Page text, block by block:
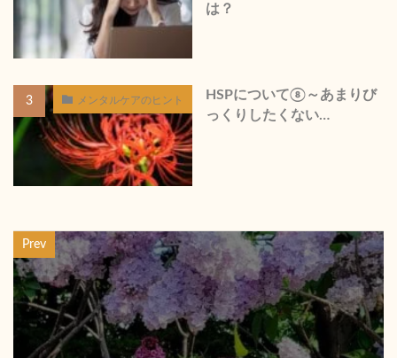
は？
メンタルケアのヒント
HSPについて⑧～あまりび
っくりしたくない…
Prev